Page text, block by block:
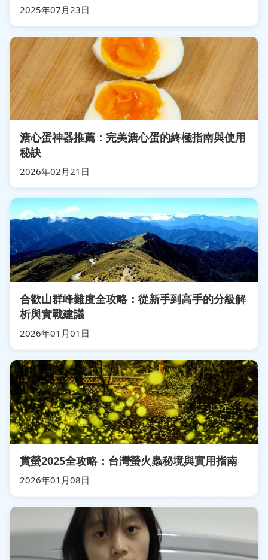
2025年07月23日
溏心蛋神器推薦：完美溏心蛋的終極指南與使用
秘訣
2026年02月21日
合歡山群峰難度全攻略：從新手到高手的分級解
析與實戰建議
2026年01月01日
賞螢2025全攻略：台灣螢火蟲秘境與實用指南
2026年01月08日